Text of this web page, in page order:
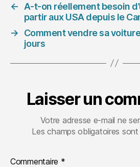
←
A-t-on réellement besoin
partir aux USA depuis le
→
Comment vendre sa
jours
Laisser un
Votre adresse e-mail ne
Les champs obligatoires
Commentaire *